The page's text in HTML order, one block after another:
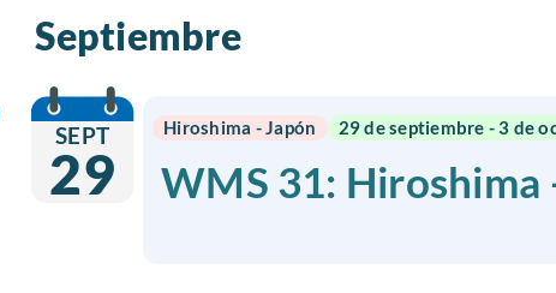
Septiembre
SEPT
29
Hiroshima - Japón 29 de septiembre - 3 de
WMS 31: Hiroshima